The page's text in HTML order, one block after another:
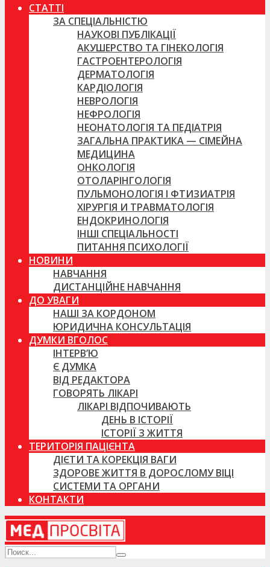
СТАТТІ
ЗА СПЕЦІАЛЬНІСТЮ
НАУКОВІ ПУБЛІКАЦІЇ
АКУШЕРСТВО ТА ГІНЕКОЛОГІЯ
ГАСТРОЕНТЕРОЛОГІЯ
ДЕРМАТОЛОГІЯ
КАРДІОЛОГІЯ
НЕВРОЛОГІЯ
НЕФРОЛОГІЯ
НЕОНАТОЛОГІЯ ТА ПЕДІАТРІЯ
ЗАГАЛЬНА ПРАКТИКА — СІМЕЙНА
МЕДИЦИНА
ОНКОЛОГІЯ
ОТОЛАРІНГОЛОГІЯ
ПУЛЬМОНОЛОГІЯ І ФТИЗИАТРІЯ
ХІРУРГІЯ И ТРАВМАТОЛОГІЯ
ЕНДОКРИНОЛОГІЯ
ІНШІ СПЕЦІАЛЬНОСТІ
ПИТАННЯ ПСИХОЛОГІЇ
НОВИНИ
НАВЧАННЯ
ДИСТАНЦІЙНЕ НАВЧАННЯ
ДО УВАГИ
НАШІ ЗА КОРДОНОМ
ЮРИДИЧНА КОНСУЛЬТАЦІЯ
ДУМКИ ВГОЛОС
ІНТЕРВ’Ю
Є ДУМКА
ВІД РЕДАКТОРА
ГОВОРЯТЬ ЛІКАРІ
ЛІКАРІ ВІДПОЧИВАЮТЬ
ДЕНЬ В ІСТОРІЇ
ІСТОРІЇ З ЖИТТЯ
ТЕРИТОРІЯ ПАЦІЄНТА
ДІЄТИ ТА КОРЕКЦІЯ ВАГИ
ЗДОРОВЕ ЖИТТЯ В ДОРОСЛОМУ ВІЦІ
СИСТЕМИ ТА ОРГАНИ
КОНТАКТИ